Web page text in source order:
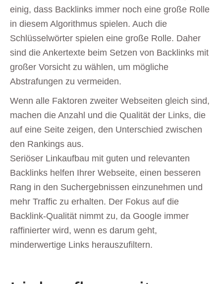
einig, dass Backlinks immer noch eine große Rolle
in diesem Algorithmus spielen. Auch die
Schlüsselwörter spielen eine große Rolle. Daher
sind die Ankertexte beim Setzen von Backlinks mit
großer Vorsicht zu wählen, um mögliche
Abstrafungen zu vermeiden.
Wenn alle Faktoren zweiter Webseiten gleich sind,
machen die Anzahl und die Qualität der Links, die
auf eine Seite zeigen, den Unterschied zwischen
den Rankings aus.
Seriöser Linkaufbau mit guten und relevanten
Backlinks helfen Ihrer Webseite, einen besseren
Rang in den Suchergebnissen einzunehmen und
mehr Traffic zu erhalten. Der Fokus auf die
Backlink-Qualität nimmt zu, da Google immer
raffinierter wird, wenn es darum geht,
minderwertige Links herauszufiltern.